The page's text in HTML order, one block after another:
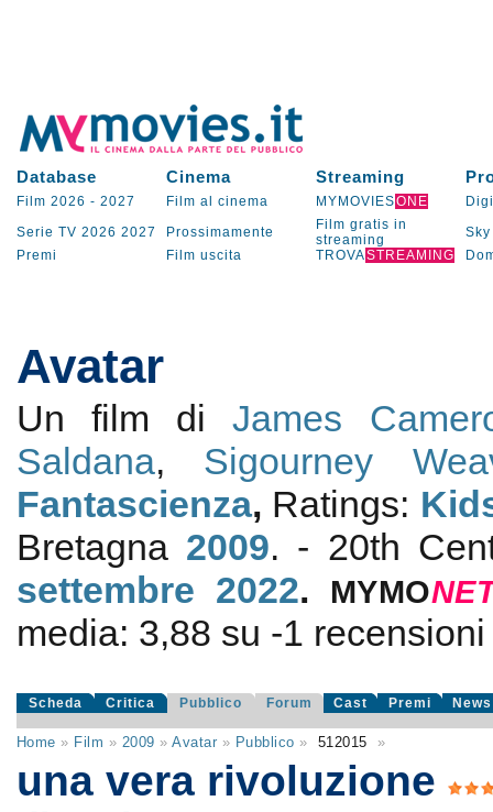
Database Cinema Streaming
Film 2026 - 2027 Film al cinema MYMOVIESONE
Serie TV 2026 2027 Prossimamente
Film gratis in
streaming
Sky
Premi
Film uscita TROVASTREAMING
Avatar
Un film diJames
Saldana, Sigourney
Fantascienza, Ratings:
Bretagna 2009. - 20th
settembre 2022. MYMONE
media: 3,88 su -1
Scheda Critica Pubblico Forum Cast Premi News
Home » Film » 2009 »Avatar » Pubblico » 512015 »
una vera rivoluzione